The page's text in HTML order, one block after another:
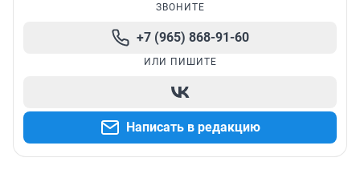
ЗВОНИТЕ
+7 (965) 868-91-60
ИЛИ ПИШИТЕ
Написать в редакцию